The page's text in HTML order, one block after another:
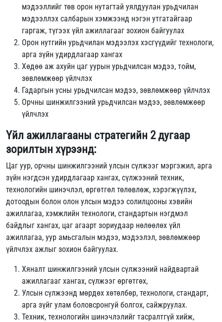
мэдээллийг төв орон нутагтай уялдуулан урьдчилан
мэдээллэх салбарын хэмжээнд нэгэн утгатайгаар
гаргаж, түгээх үйл ажиллагааг зохион байгуулах
Орон нутгийн урьдчилан мэдээлэх хэсгүүдийг технологи,
арга зүйн удирдлагаар хангах
Хөдөө аж ахуйн цаг уурын урьдчилсан мэдээ, тойм,
зөвлөмжөөр үйлчлэх
Гадаргын усны урьдчилсан мэдээ, зөвлөмжөөр үйлчлэх
Орчны шинжилгээний урьдчилсан мэдээ, зөвлөмжөөр
үйлчлэх
Үйл ажиллагааны стратегийн 2 дугаар
зорилтын хүрээнд:
Цаг уур, орчны шинжилгээний улсын сүлжээг мэргэжил, арга
зүйн нэгдсэн удирдлагаар хангах, сүлжээний техник,
технологийн шинэчлэл, өргөтгөл төлөвлөж, хэрэгжүүлэх,
дотоодын болон олон улсын мэдээ солилцооны хэвийн
ажиллагаа, хэмжлийн технологи, стандартын нэгдмэл
байдлыг хангах, цаг агаарт зориудаар нөлөөлөх үйл
ажиллагаа, уур амьсгалын мэдээ, мэдээлэл, зөвлөмжөөр
үйлчлэх ажлыг зохион байгуулах.
Хяналт шинжилгээний улсын сүлжээний найдвартай
ажиллагааг хангах, сүлжээг өргөтгөх,
Улсын сүлжээнд мөрдөх хөтөлбөр, технологи, стандарт,
арга зүйг улам боловсронгуй болгох, сайжруулах.
Техник, технологийн шинэчлэлийг тасралтгүй хийж,